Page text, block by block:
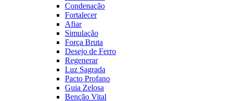
Condenação
Fortalecer
Afiar
Simulação
Força Bruta
Desejo de Ferro
Regenerar
Luz Sagrada
Pacto Profano
Guia Zelosa
Benção Vital